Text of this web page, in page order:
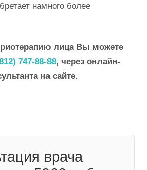
намного более
лица Вы можете
747-88-88, через онлайн-
на сайте.
врача